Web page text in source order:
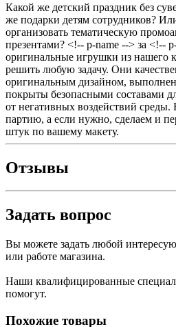
Какой же детский праздник без
же подарки детям сотрудников?
организовать тематическую
презентами? <!-- p-name --> за <!--
оригинальные игрушки из нашего
решить любую задачу. Они
оригинальным дизайном,
покрыты безопасными составами
от негативных воздействий
партию, а если нужно, сделаем и
штук по вашему макету.
Отзывы
Задать вопрос
Вы можете задать любой
или работе магазина.
Наши квалифицированные
помогут.
Похожие товары